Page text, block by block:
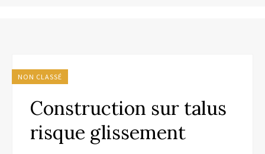
NON CLASSÉ
Construction sur talus
risque glissement